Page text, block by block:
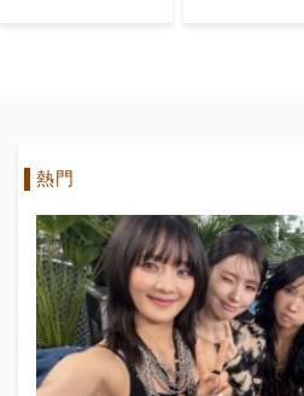
熱門